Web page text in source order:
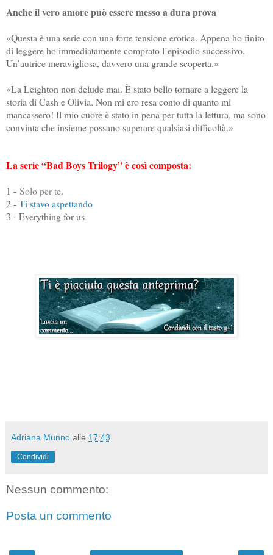
Anche il vero amore può essere messo a dura prova
«Questa è una serie con una forte tensione erotica. Appena ho finito
di leggere ho immediatamente comprato l’episodio successivo.
Un’autrice meravigliosa, davvero una grande scoperta.»
«La Leighton non delude mai. È stato bello tornare a leggere la
storia di Cash e Olivia. Non mi ero resa conto di quanto mi
mancassero! Il mio cuore è stato in pena per tutta la lettura, ma sono
convinta che insieme possano superare qualsiasi difficoltà.»
La serie “Bad Boys Trilogy” è così composta:
1 - Solo per te.
2 -Ti stavo aspettando
3 - Everything for us
Adriana Munno alle 17:43
Condividi
Nessun commento:
Posta un commento